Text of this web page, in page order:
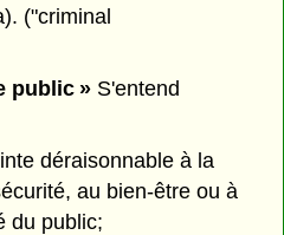
("criminal
public » S'entend
déraisonnable à la
au bien-être ou à
du public;